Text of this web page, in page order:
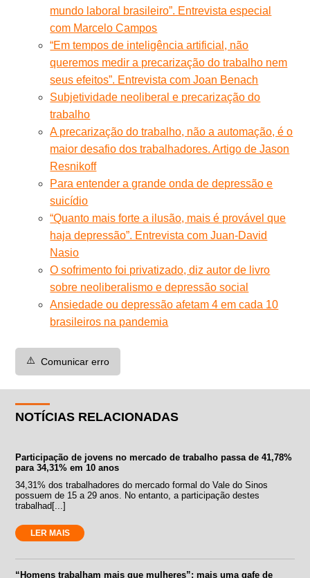
mundo laboral brasileiro”. Entrevista especial
com Marcelo Campos
“Em tempos de inteligência artificial, não
queremos medir a precarização do trabalho nem
seus efeitos”. Entrevista com Joan Benach
Subjetividade neoliberal e precarização do
trabalho
A precarização do trabalho, não a automação, é o
maior desafio dos trabalhadores. Artigo de Jason
Resnikoff
Para entender a grande onda de depressão e
suicídio
“Quanto mais forte a ilusão, mais é provável que
haja depressão”. Entrevista com Juan-David
Nasio
O sofrimento foi privatizado, diz autor de livro
sobre neoliberalismo e depressão social
Ansiedade ou depressão afetam 4 em cada 10
brasileiros na pandemia
⚠️ Comunicar erro
NOTÍCIAS RELACIONADAS
Participação de jovens no mercado de trabalho passa de 41,78%
para 34,31% em 10 anos
34,31% dos trabalhadores do mercado formal do Vale do Sinos
possuem de 15 a 29 anos. No entanto, a participação destes
trabalhad[...]
LER MAIS
“Homens trabalham mais que mulheres”: mais uma gafe de